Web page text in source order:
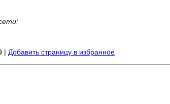
| Добавить страницу в избранное